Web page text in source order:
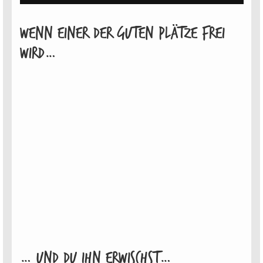
Wenn einer der guten Plätze frei
wird…
… Und DU ihn erwischst…